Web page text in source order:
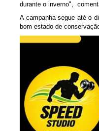
durante o inverno",
A campanha segue até o
bom estado de